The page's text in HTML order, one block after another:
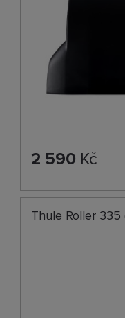
2 590 Kč
Thule Roller 335